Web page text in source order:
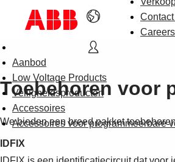
Careers
Aanbod
Low Voltage Products
Veiligheidsproducten
Accessoires
Accessoires voor programmeerbare
Toebehoren voor
We bieden een breed pakket
IDFIX